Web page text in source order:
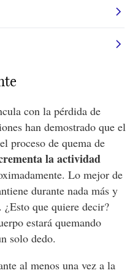
con la pérdida de
han demostrado que el
proceso de quema de
la actividad
Lo mejor de
durante nada más y
que quiere decir?
estará quemando
solo dedo.
al menos una vez a la